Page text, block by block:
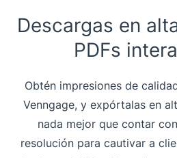
Descargas en
PDFs
Obtén impresiones de
Venngage, y expórtalas en
nada mejor que contar
resolución para cautivar a